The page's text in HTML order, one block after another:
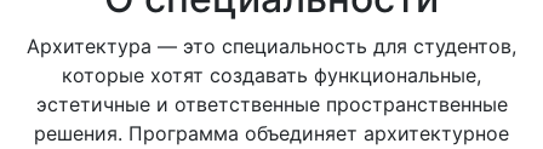
Архитектура — это специальность для студентов,
которые хотят создавать функциональные,
эстетичные и ответственные пространственные
решения. Программа объединяет архитектурное